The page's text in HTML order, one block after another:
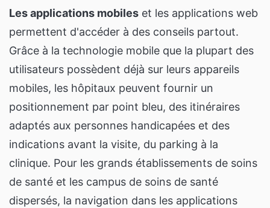
Les applications mobiles et les applications web
permettent d'accéder à des conseils partout.
Grâce à la technologie mobile que la plupart des
utilisateurs possèdent déjà sur leurs appareils
mobiles, les hôpitaux peuvent fournir un
positionnement par point bleu, des itinéraires
adaptés aux personnes handicapées et des
indications avant la visite, du parking à la
clinique. Pour les grands établissements de soins
de santé et les campus de soins de santé
dispersés, la navigation dans les applications